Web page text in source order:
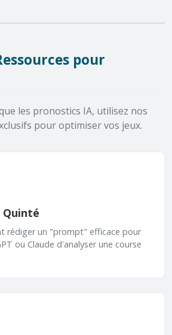
pour
les pronostics IA, utilisez nos
pour optimiser vos jeux.
Quinté
rédiger un "prompt" efficace pour
ou Claude d'analyser une course